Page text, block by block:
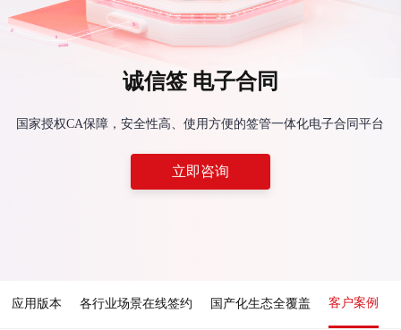
诚信签 电子合同
国家授权CA保障，安全性高、使用方便的签管一体化电子合同平台
立即咨询
应用版本 各行业场景在线签约 国产化生态全覆盖 客户案例